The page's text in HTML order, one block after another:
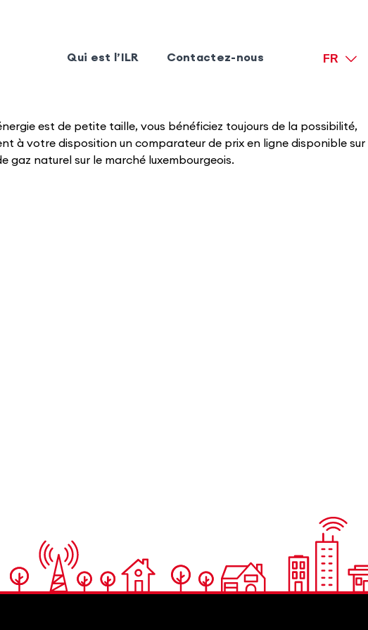
Qui est l’ILR Contactez-nous FR
est de petite taille, vous bénéficiez toujours de la possibilité,
à votre disposition un comparateur de prix en ligne disponible sur
gaz naturel sur le marché luxembourgeois.